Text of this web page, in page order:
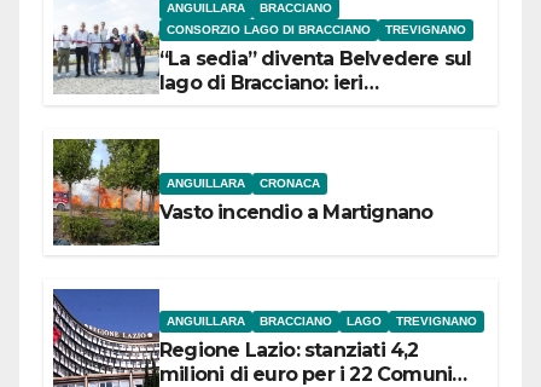
ANGUILLARA
BRACCIANO
CONSORZIO LAGO DI BRACCIANO
TREVIGNANO
“La sedia” diventa Belvedere sul
lago di Bracciano: ieri
ANGUILLARA CRONACA
Vasto incendio a Martignano
ANGUILLARA BRACCIANO LAGO TREVIGNANO
Regione Lazio: stanziati 4,2
milioni di euro per i 22 Comuni